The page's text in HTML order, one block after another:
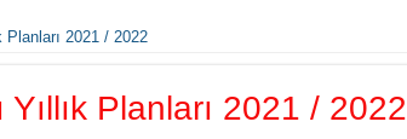
Planları 2021 / 2022
Planları 2021 / 2022